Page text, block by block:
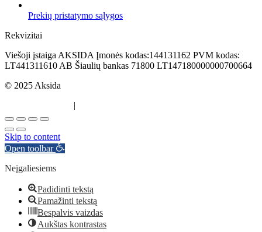
Prekių pristatymo sąlygos
Rekvizitai
Viešoji įstaiga AKSIDA Įmonės kodas:144131162 PVM kodas:
LT441311610 AB Šiaulių bankas 71800 LT147180000000700664
© 2025 Aksida
|
Skip to content
Open toolbar
Neįgaliesiems
Padidinti tekstą
Pamažinti tekstą
Bespalvis vaizdas
Aukštas kontrastas